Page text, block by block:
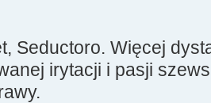
Seductoro. Więcej
irytacji i pasji